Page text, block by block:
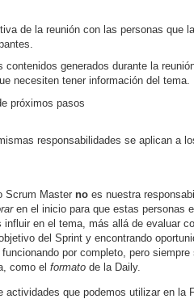
de la reunión con las personas que
contenidos generados durante la
necesiten tener información del tema.
próximos pasos
responsabilidades se aplican a
Scrum Master no es nuestra
en el inicio para que estas personas
en el tema, más allá de evaluar
del Sprint y encontrando
por completo, pero
como el formato de la Daily.
actividades que podemos utilizar en